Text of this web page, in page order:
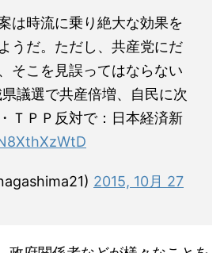
は時流に乗り絶大な効果を
うだ。ただし、共産党にだ
そこを見誤ってはならない
議選で共産倍増、自民に次
ＴＰＰ反対で：日本経済新
2015, 10月 27